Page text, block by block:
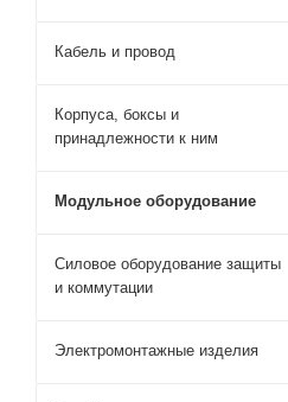
Кабель и провод
Корпуса, боксы и
принадлежности к ним
Модульное оборудование
Силовое оборудование защиты
и коммутации
Электромонтажные изделия